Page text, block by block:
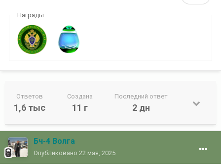
Награды
Ответов
1,6 тыс
Создана
11 г
Последний ответ
2 дн
Бч-4 Волга
Опубликовано 22 мая, 2025